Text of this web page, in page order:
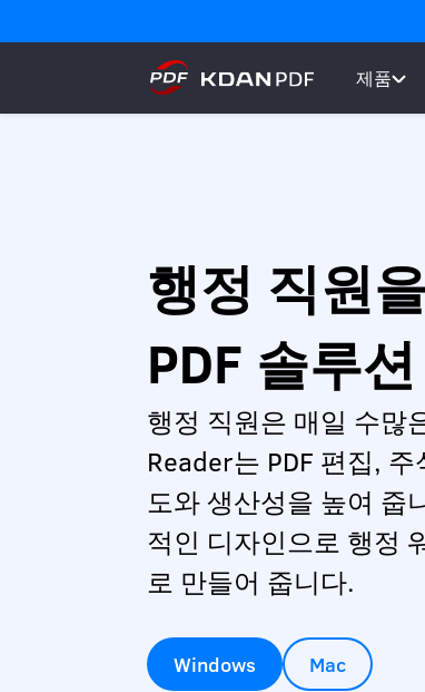
제품
행정 직원
PDF 솔루션
행정 직원은 매일 수많
Reader는 PDF 편집,
도와 생산성을 높여 줍
적인 디자인으로 행정
로 만들어 줍니다.
Windows Mac